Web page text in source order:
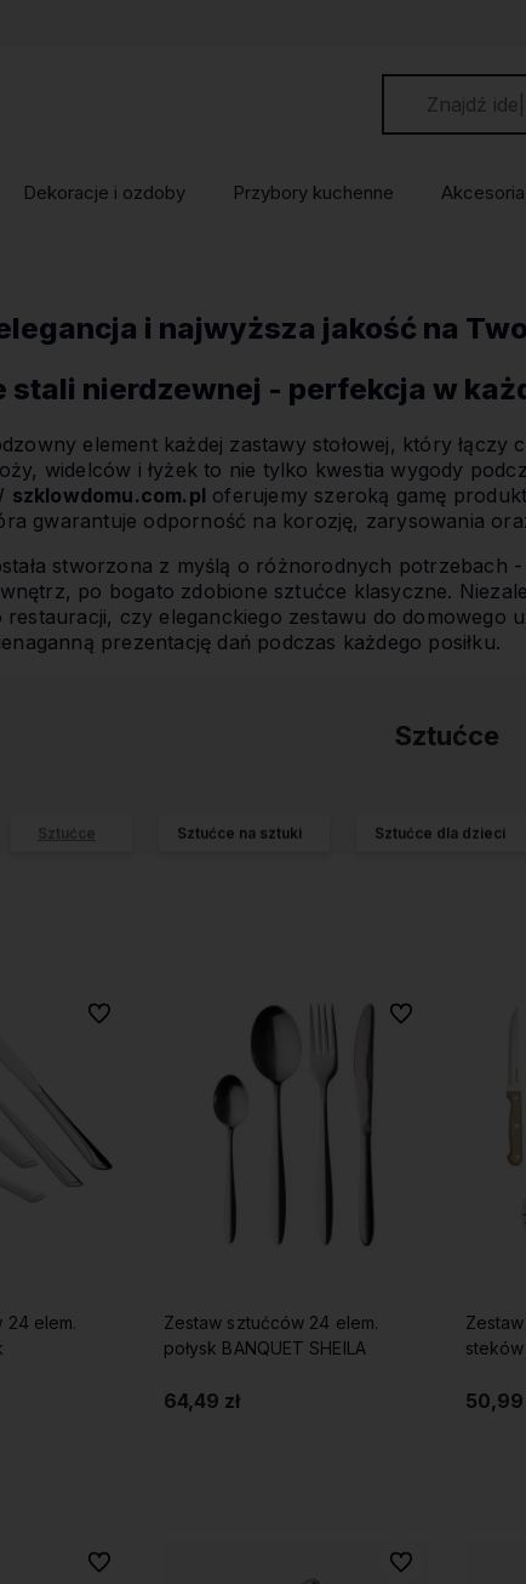
Dekoracje i ozdoby Przybory kuchenne
i najwyższa jakość na
stali nierdzewnej - perfekcja w
element każdej zastawy stołowej, który
widelców i łyżek to nie tylko kwestia wygody
szklowdomu.com.pl oferujemy szeroką gamę
gwarantuje odporność na korozję, zarysowania
stworzona z myślą o różnorodnych potrzebach
po bogato zdobione sztućce klasyczne.
restauracji, czy eleganckiego zestawu do
prezentację dań podczas każdego posiłku.
Sztućce
Sztućce Sztućce na sztuki Sztućce dla dzieci
24 elem.
Do ulubionych
Zestaw sztućców 24 elem.
połysk BANQUET SHEILA
64,49 zł
Do ulubionych
steków
50,99
Do ulubionych Do ulubionych